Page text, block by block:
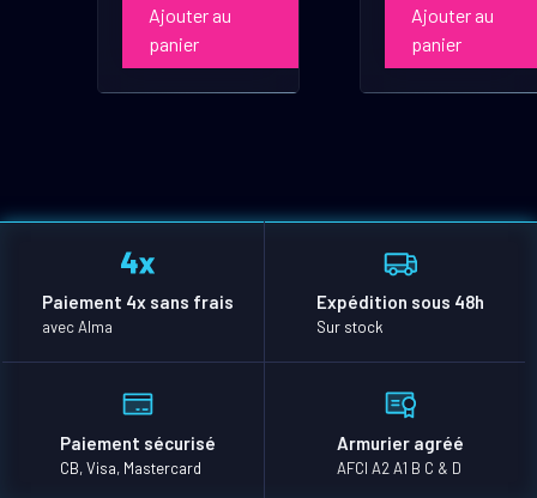
Ajouter au
panier
Ajouter au
panier
Paiement 4x sans frais
avec Alma
Expédition sous 48h
Sur stock
Paiement sécurisé
CB, Visa, Mastercard
Armurier agréé
AFCI A2 A1 B C & D